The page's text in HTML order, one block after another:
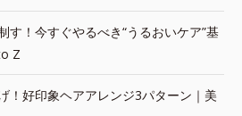
す！今すぐやるべき“うるおいケア”基
Z
！好印象ヘアアレンジ3パターン｜美